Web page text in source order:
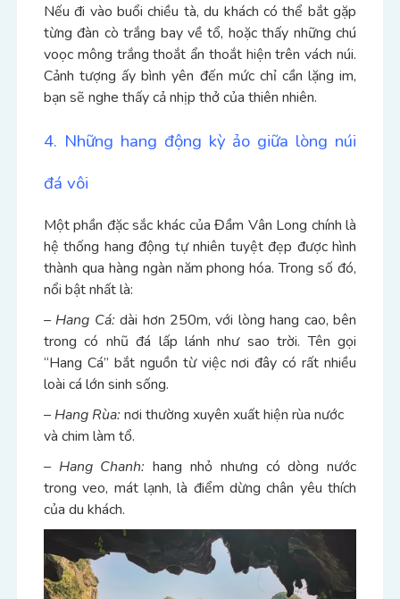
Nếu đi vào buổi chiều tà, du khách có thể bắt gặp
từng đàn cò trắng bay về tổ, hoặc thấy những chú
voọc mông trắng thoắt ẩn thoắt hiện trên vách núi.
Cảnh tượng ấy bình yên đến mức chỉ cần lặng im,
bạn sẽ nghe thấy cả nhịp thở của thiên nhiên.
4. Những hang động kỳ ảo giữa lòng núi
đá vôi
Một phần đặc sắc khác của Đầm Vân Long chính là
hệ thống hang động tự nhiên tuyệt đẹp được hình
thành qua hàng ngàn năm phong hóa. Trong số đó,
nổi bật nhất là:
– Hang Cá: dài hơn 250m, với lòng hang cao, bên
trong có nhũ đá lấp lánh như sao trời. Tên gọi
“Hang Cá” bắt nguồn từ việc nơi đây có rất nhiều
loài cá lớn sinh sống.
– Hang Rùa: nơi thường xuyên xuất hiện rùa nước
và chim làm tổ.
– Hang Chanh: hang nhỏ nhưng có dòng nước
trong veo, mát lạnh, là điểm dừng chân yêu thích
của du khách.